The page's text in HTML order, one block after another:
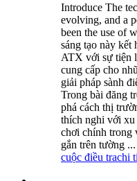
Introduce The
evolving, and a
been the use of
sáng tạo này kết
ATX với sự tiện
cung cấp cho
giải pháp sành
Trong bài đăng
phá cách thị
thích nghi với xu
chơi chính trong
gắn trên tường ...
cuộc điều trachi